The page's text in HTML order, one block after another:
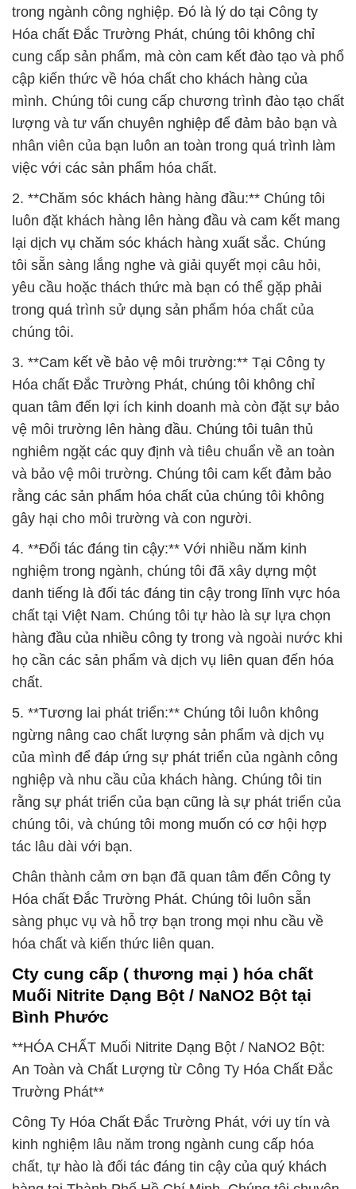
trong ngành công nghiệp. Đó là lý do tại Công ty
Hóa chất Đắc Trường Phát, chúng tôi không chỉ
cung cấp sản phẩm, mà còn cam kết đào tạo và phổ
cập kiến thức về hóa chất cho khách hàng của
mình. Chúng tôi cung cấp chương trình đào tạo chất
lượng và tư vấn chuyên nghiệp để đảm bảo bạn và
nhân viên của bạn luôn an toàn trong quá trình làm
việc với các sản phẩm hóa chất.
2. **Chăm sóc khách hàng hàng đầu:** Chúng tôi
luôn đặt khách hàng lên hàng đầu và cam kết mang
lại dịch vụ chăm sóc khách hàng xuất sắc. Chúng
tôi sẵn sàng lắng nghe và giải quyết mọi câu hỏi,
yêu cầu hoặc thách thức mà bạn có thể gặp phải
trong quá trình sử dụng sản phẩm hóa chất của
chúng tôi.
3. **Cam kết về bảo vệ môi trường:** Tại Công ty
Hóa chất Đắc Trường Phát, chúng tôi không chỉ
quan tâm đến lợi ích kinh doanh mà còn đặt sự bảo
vệ môi trường lên hàng đầu. Chúng tôi tuân thủ
nghiêm ngặt các quy định và tiêu chuẩn về an toàn
và bảo vệ môi trường. Chúng tôi cam kết đảm bảo
rằng các sản phẩm hóa chất của chúng tôi không
gây hại cho môi trường và con người.
4. **Đối tác đáng tin cậy:** Với nhiều năm kinh
nghiệm trong ngành, chúng tôi đã xây dựng một
danh tiếng là đối tác đáng tin cậy trong lĩnh vực hóa
chất tại Việt Nam. Chúng tôi tự hào là sự lựa chọn
hàng đầu của nhiều công ty trong và ngoài nước khi
họ cần các sản phẩm và dịch vụ liên quan đến hóa
chất.
5. **Tương lai phát triển:** Chúng tôi luôn không
ngừng nâng cao chất lượng sản phẩm và dịch vụ
của mình để đáp ứng sự phát triển của ngành công
nghiệp và nhu cầu của khách hàng. Chúng tôi tin
rằng sự phát triển của bạn cũng là sự phát triển của
chúng tôi, và chúng tôi mong muốn có cơ hội hợp
tác lâu dài với bạn.
Chân thành cảm ơn bạn đã quan tâm đến Công ty
Hóa chất Đắc Trường Phát. Chúng tôi luôn sẵn
sàng phục vụ và hỗ trợ bạn trong mọi nhu cầu về
hóa chất và kiến thức liên quan.
Cty cung cấp ( thương mại ) hóa chất
Muối Nitrite Dạng Bột / NaNO2 Bột tại
Bình Phước
**HÓA CHẤT Muối Nitrite Dạng Bột / NaNO2 Bột:
An Toàn và Chất Lượng từ Công Ty Hóa Chất Đắc
Trường Phát**
Công Ty Hóa Chất Đắc Trường Phát, với uy tín và
kinh nghiệm lâu năm trong ngành cung cấp hóa
chất, tự hào là đối tác đáng tin cậy của quý khách